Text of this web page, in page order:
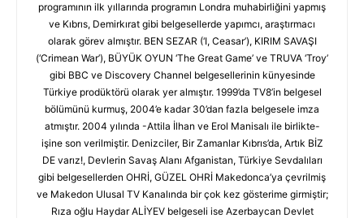
programının ilk yıllarında programın Londra muhabirliğini yapmış
ve Kıbrıs, Demirkırat gibi belgesellerde yapımcı, araştırmacı
olarak görev almıştır. BEN SEZAR (‘I, Ceasar’), KIRIM SAVAŞI
(‘Crimean War’), BÜYÜK OYUN ‘The Great Game’ ve TRUVA ‘Troy’
gibi BBC ve Discovery Channel belgesellerinin künyesinde
Türkiye prodüktörü olarak yer almıştır. 1999’da TV8’in belgesel
bölümünü kurmuş, 2004’e kadar 30’dan fazla belgesele imza
atmıştır. 2004 yılında -Attila İlhan ve Erol Manisalı ile birlikte-
işine son verilmiştir. Denizciler, Bir Zamanlar Kıbrıs’da, Artık BİZ
DE varız!, Devlerin Savaş Alanı Afganistan, Türkiye Sevdalıları
gibi belgesellerden OHRİ, GÜZEL OHRİ Makedonca’ya çevrilmiş
ve Makedon Ulusal TV Kanalında bir çok kez gösterime girmiştir;
Rıza oğlu Haydar ALİYEV belgeseli ise Azerbaycan Devlet